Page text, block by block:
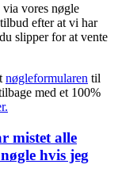
vores nøgle
efter at vi har
slipper for at vente
nøgleformularen til
med et 100%
mistet alle
hvis jeg